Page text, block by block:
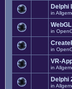
Delphi
in
in
in
VR-
in
Delphi
in